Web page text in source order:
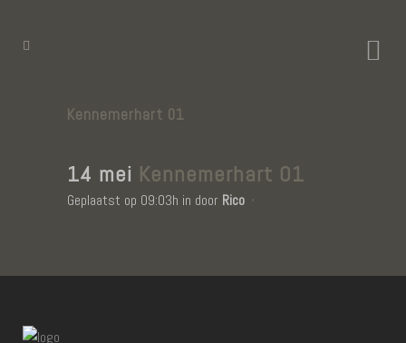
Kennemerhart 01
14 mei Kennemerhart 01
Geplaatst op 09:03h in door Rico